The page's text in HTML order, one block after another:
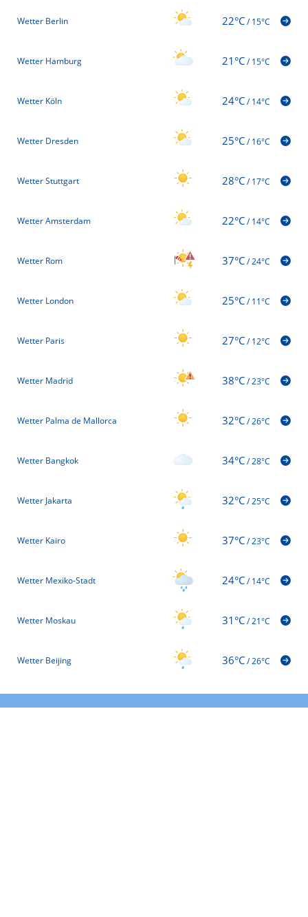
Wetter Berlin 22°C/15°C
Wetter Hamburg 21°C/15°C
Wetter Köln 24°C/14°C
Wetter Dresden 25°C/16°C
Wetter Stuttgart 28°C/17°C
Wetter Amsterdam 22°C/14°C
Wetter Rom 37°C/24°C
Wetter London 25°C/11°C
Wetter Paris 27°C/12°C
Wetter Madrid 38°C/23°C
Wetter Palma de Mallorca 32°C/26°C
Wetter Bangkok 34°C/28°C
Wetter Jakarta 32°C/25°C
Wetter Kairo 37°C/23°C
Wetter Mexiko-Stadt 24°C/14°C
Wetter Moskau 31°C/21°C
Wetter Beijing 36°C/26°C